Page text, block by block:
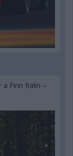
Finn Ralin –